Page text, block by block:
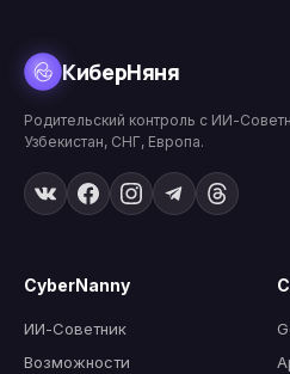
КиберНяня
Родительский контроль с ИИ-
Узбекистан, СНГ, Европа.
CyberNanny
ИИ-Советник
Возможности